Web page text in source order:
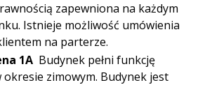
zapewniona na każdym
Istnieje możliwość umówienia
na parterze.
1A Budynek pełni funkcję
zimowym. Budynek jest